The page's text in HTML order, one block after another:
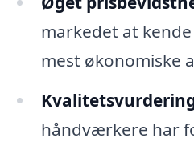
markedet at
mest økonomiske
håndværkere har